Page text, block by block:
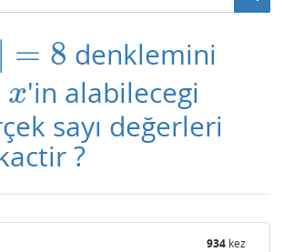
= 8 denklemini
x
x'in alabilecegi
sayı değerleri
?
934 kez